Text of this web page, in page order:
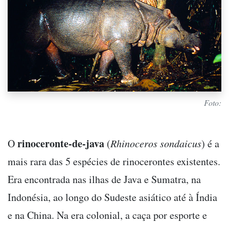
Foto:
Orinoceronte-de-java (Rhinoceros sondaicus) é a
mais rara das 5 espécies de rinocerontes existentes.
Era encontrada nas ilhas de Java e Sumatra, na
Indonésia, ao longo do Sudeste asiático até à Índia
e na China. Na era colonial, a caça por esporte e